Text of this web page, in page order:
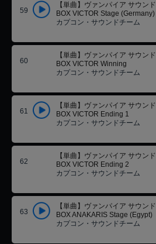
59
【単曲】ヴァンパイア サウンド
BOX VICTOR Stage (Germany)
カプコン・サウンドチーム
60
【単曲】ヴァンパイア サウンド
BOX VICTOR Winning
カプコン・サウンドチーム
61
【単曲】ヴァンパイア サウンド
BOX VICTOR Ending 1
カプコン・サウンドチーム
62
【単曲】ヴァンパイア サウンド
BOX VICTOR Ending 2
カプコン・サウンドチーム
63
【単曲】ヴァンパイア サウンド
BOX ANAKARIS Stage (Egypt)
カプコン・サウンドチーム